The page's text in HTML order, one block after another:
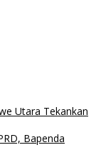
Utara Tekankan
Bapenda